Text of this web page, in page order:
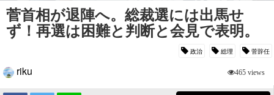
菅首相が退陣へ。総裁選には出馬せ
ず！再選は困難と判断と会見で表明。
政治 総理 菅辞任
riku 465 views